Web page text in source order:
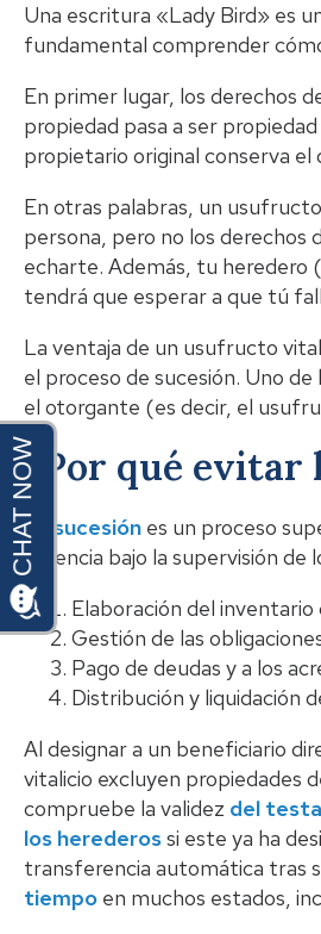
Una escritura «Lady Bird» es
fundamental comprender
En primer lugar, los derechos
propiedad pasa a ser
propietario original conserva
En otras palabras, un
persona, pero no los derechos
echarte. Además, tu
tendrá que esperar a que tú
La ventaja de un usufructo
el proceso de sucesión. Uno
el otorgante (es decir, el
¿Por qué evitar
La sucesión es un proceso
herencia bajo la supervisión de
Elaboración del inventario
Gestión de las
Pago de deudas y a los
Distribución y liquidación
Al designar a un beneficiario
vitalicio excluyen propiedades
compruebe la validez del
los herederossi este ya ha
transferencia automática tras
tiempo en muchos estados,